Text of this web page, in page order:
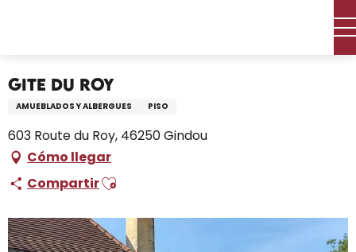
Gite du Roy
AMUEBLADOS Y ALBERGUES PISO
603 Route du Roy, 46250 Gindou
Cómo llegar
CompartirAjouter aux favoris